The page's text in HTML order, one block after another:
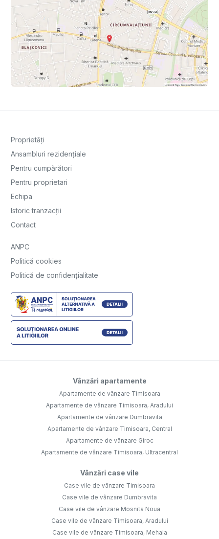
Proprietăți
Ansambluri rezidențiale
Pentru cumpărători
Pentru proprietari
Echipa
Istoric tranzacții
Contact
ANPC
Politică cookies
Politică de confidențialitate
Vânzări apartamente
Apartamente de vânzare Timisoara
Apartamente de vânzare Timisoara, Aradului
Apartamente de vânzare Dumbravita
Apartamente de vânzare Timisoara, Central
Apartamente de vânzare Giroc
Apartamente de vânzare Timisoara, Ultracentral
Vânzări case vile
Case vile de vânzare Timisoara
Case vile de vânzare Dumbravita
Case vile de vânzare Mosnita Noua
Case vile de vânzare Timisoara, Aradului
Case vile de vânzare Timisoara, Mehala